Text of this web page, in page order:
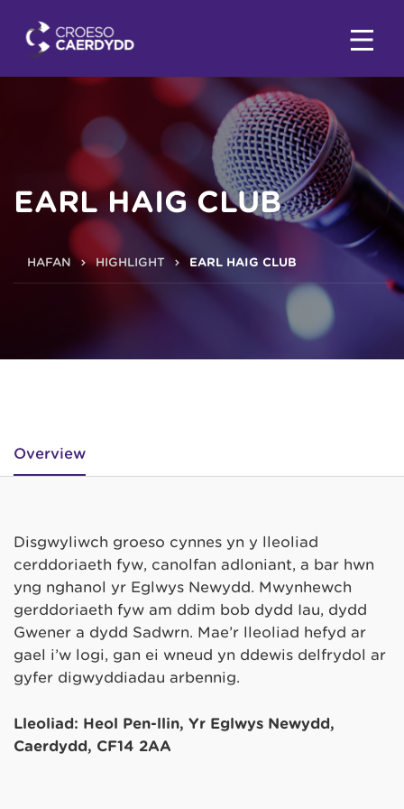
EARL HAIG CLUB
HAFAN HIGHLIGHT EARL HAIG CLUB
Overview
Disgwyliwch groeso cynnes yn y lleoliad
cerddoriaeth fyw, canolfan adloniant, a bar hwn
yng nghanol yr Eglwys Newydd. Mwynhewch
gerddoriaeth fyw am ddim bob dydd Iau, dydd
Gwener a dydd Sadwrn. Mae’r lleoliad hefyd ar
gael i’w logi, gan ei wneud yn ddewis delfrydol ar
gyfer digwyddiadau arbennig.
Lleoliad: Heol Pen-llin, Yr Eglwys Newydd,
Caerdydd, CF14 2AA